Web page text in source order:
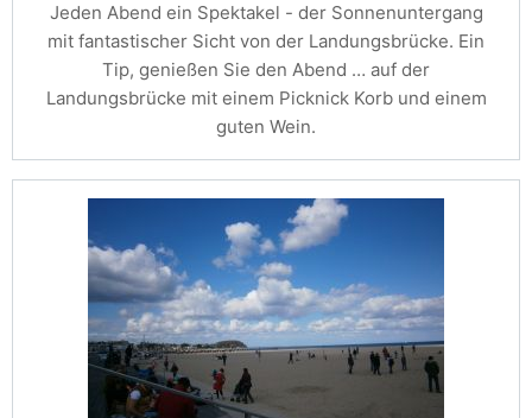
Jeden Abend ein Spektakel - der Sonnenuntergang
mit fantastischer Sicht von der Landungsbrücke. Ein
Tip, genießen Sie den Abend … auf der
Landungsbrücke mit einem Picknick Korb und einem
guten Wein.